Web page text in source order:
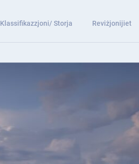
Klassifikazzjoni/ Storja
Reviżjonijiet